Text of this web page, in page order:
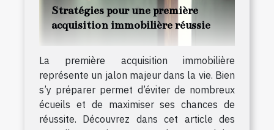
Stratégies pour une première
acquisition immobilière réussie
La première acquisition immobilière
représente un jalon majeur dans la vie. Bien
s’y préparer permet d’éviter de nombreux
écueils et de maximiser ses chances de
réussite. Découvrez dans cet article des